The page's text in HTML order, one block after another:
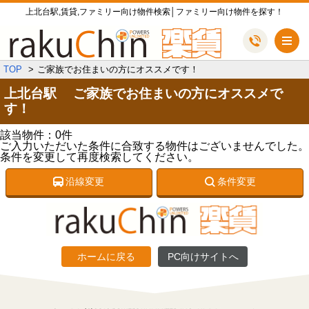
上北台駅,賃貸,ファミリー向け物件検索│ファミリー向け物件を探す！
TOP ご家族でお住まいの方にオススメです！
上北台駅 ご家族でお住まいの方にオススメで
す！
該当物件：0件
ご入力いただいた条件に合致する物件はございませんでした。
条件を変更して再度検索してください。
沿線変更 条件変更
ホームに戻る PC向けサイトへ